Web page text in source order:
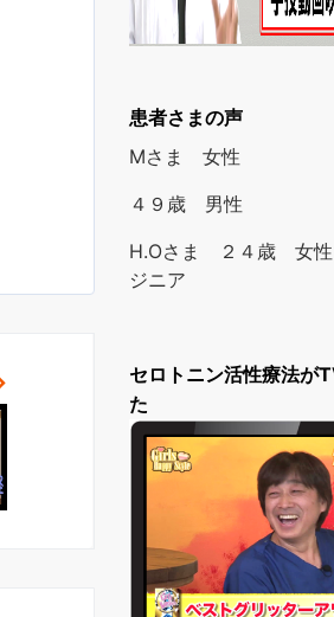
患者さまの声
Mさま 女性
４９歳 男性
H.Oさま ２４歳 女
ジニア
セロトニン活性療法が
た